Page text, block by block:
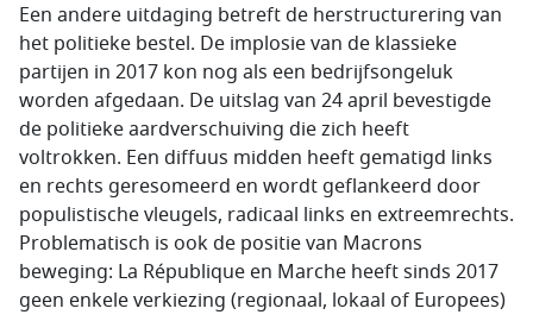
Een andere uitdaging betreft de herstructurering van
het politieke bestel. De implosie van de klassieke
partijen in 2017 kon nog als een bedrijfsongeluk
worden afgedaan. De uitslag van 24 april bevestigde
de politieke aardverschuiving die zich heeft
voltrokken. Een diffuus midden heeft gematigd links
en rechts geresomeerd en wordt geflankeerd door
populistische vleugels, radicaal links en extreemrechts.
Problematisch is ook de positie van Macrons
beweging: La République en Marche heeft sinds 2017
geen enkele verkiezing (regionaal, lokaal of Europees)